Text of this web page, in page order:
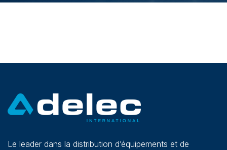
Le leader dans la distribution d’équipements et de